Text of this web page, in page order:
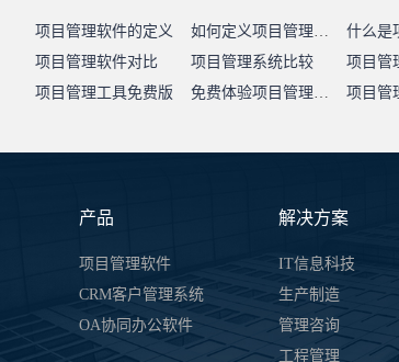
项目管理软件的定义 如何定义项目管理系统 什么是
项目管理软件对比
项目管理系统比较 项目管
项目管理工具免费版
免费体验项目管理系统
产品
项目管理软件
CRM客户管理系统
OA协同办公软件
解决方案
IT信息科技
生产制造
管理咨询
工程管理